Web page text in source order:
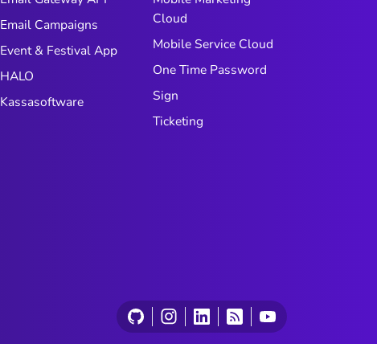
Email Campaigns
Event & Festival App
HALO
Kassasoftware
Cloud
Mobile Service Cloud
One Time Password
Sign
Ticketing